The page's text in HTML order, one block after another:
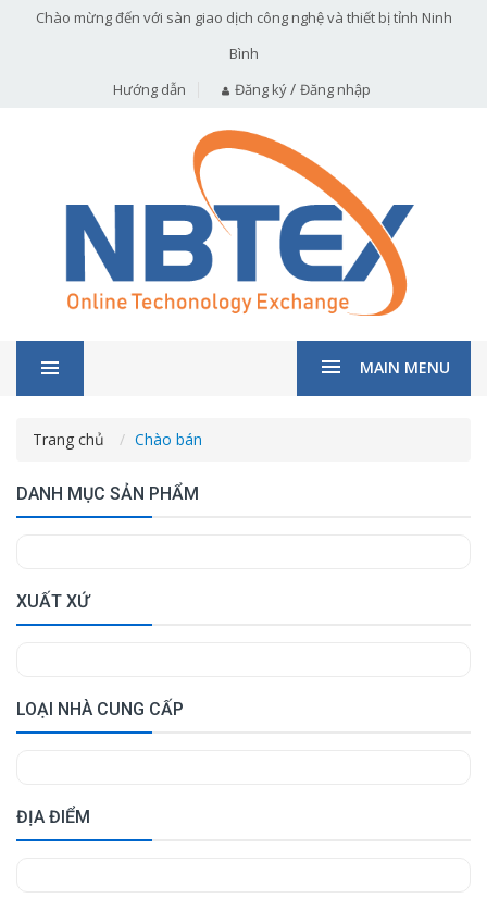
Chào mừng đến với sàn giao dịch công nghệ và thiết bị tỉnh Ninh
Bình
Hướng dẫn
Đăng ký/ Đăng nhập
MAIN MENU
Trang chủ Chào bán
DANH MỤC SẢN PHẨM
XUẤT XỨ
LOẠI NHÀ CUNG CẤP
ĐỊA ĐIỂM